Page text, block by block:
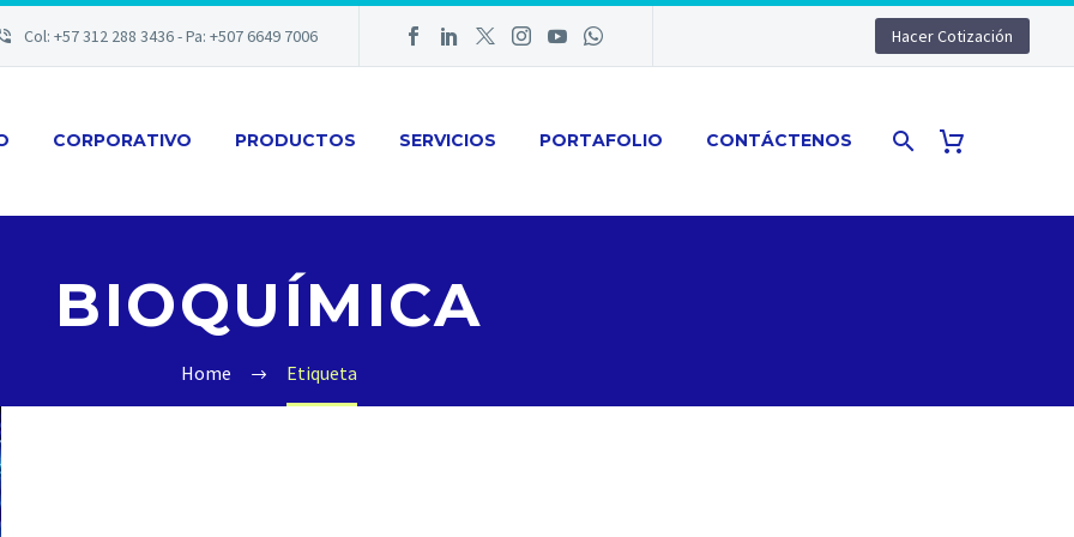
Col: +57 312 288 3436 - Pa: +507 6649 7006 Hacer Cotización
CORPORATIVO PRODUCTOS SERVICIOS PORTAFOLIO CONTÁCTENOS
BIOQUÍMICA
Home
Etiqueta